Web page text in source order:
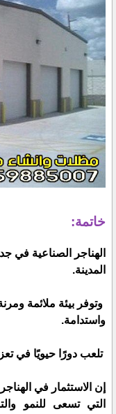
خاتمة:
الهناجر الصناعية في
المدينة.
وتوفر بيئة ملائمة
واستدامة.
تلعب دورًا حيويًا في
إن الاستثمار في
التي تسعى للنمو